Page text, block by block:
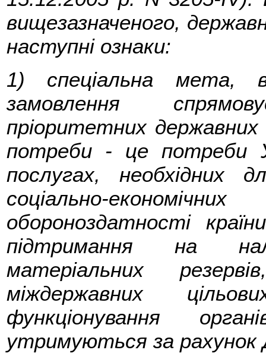
вищезазначеного,
наступні ознаки:
1) спеціальна мета,
замовлення
пріоритетних
потреби - це потреби
послугах, необхідних
соціально-
обороноздатності
підтримання на
матеріальних
міждержавних
функціонування
утримуються за рахунок